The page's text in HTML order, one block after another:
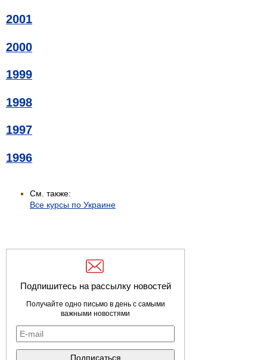
2001
2000
1999
1998
1997
1996
См. также:
Все курсы по Украине
Подпишитесь на рассылку новостей
Получайте одно письмо в день с самыми
важными новостями